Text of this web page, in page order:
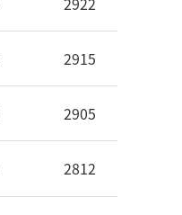
2915
2905
2812